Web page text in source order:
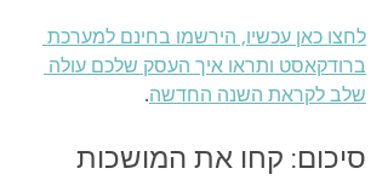
לחצו כאן עכשיו, הירשמו בחינם למערכת
ברודקאסט ותראו איך העסק שלכם עולה
שלב לקראת השנה החדשה.
סיכום: קחו את המושכות